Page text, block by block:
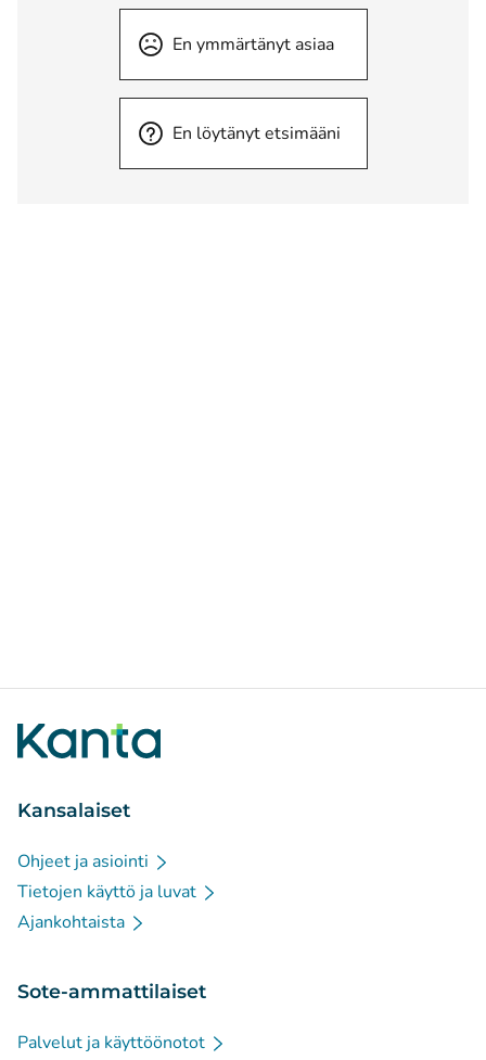
En ymmärtänyt asiaa
En löytänyt etsimääni
Kansalaiset
Ohjeet ja asiointi
Tietojen käyttö ja luvat
Ajankohtaista
Sote-ammattilaiset
Palvelut ja käyttöönotot